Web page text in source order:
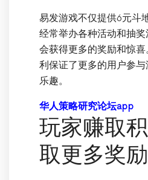
易发游戏不仅提供6元斗
经常举办各种活动和抽
会获得更多的奖励和惊
利保证了更多的用户参
乐趣。
华人策略研究论坛app
玩家赚取
取更多奖励